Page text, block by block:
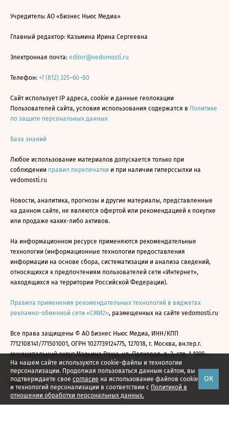
На нашем сайте используются cookie-файлы и технологии
персонализации. Продолжая пользоваться данным сайтом, вы
подтверждаете свое согласие на использование файлов cookie
и технологий персонализации в соответствии с Политикой в
отношении обработки персональных данных.
ОК
Учредитель: АО «Бизнес Ньюс Медиа»
Главный редактор: Казьмина Ирина Сергеевна
Электронная почта: editor@vedomosti.ru
Телефон: +7 (812) 325–60–80
Сайт использует IP адреса, cookie и данные геолокации
Пользователей сайта, условия использования содержатся в Политике
по защите персональных данных
База знаний
Любое использование материалов допускается только при
соблюдении правил перепечатки и при наличии гиперссылки на
vedomosti.ru
Новости, аналитика, прогнозы и другие материалы, представленные
на данном сайте, не являются офертой или рекомендацией к покупке
или продаже каких-либо активов.
На информационном ресурсе применяются рекомендательные
технологии (информационные технологии предоставления
информации на основе сбора, систематизации и анализа сведений,
относящихся к предпочтениям пользователей сети «Интернет»,
находящихся на территории Российской Федерации).
Правила применения рекомендательных технологий в виджетах
рекламно-обменной сети «СМИ2», размещенных на сайте vedomosti.ru
Все права защищены © АО Бизнес Ньюс Медиа, ИНН/КПП
7712108141/771501001, ОГРН 1027739124775, 127018, г. Москва, вн.тер.г.
муниципальный округ Марьина Роща, ул. Полковая, д. 3, стр. 1 1999—
2026